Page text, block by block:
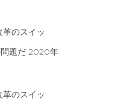
のスイッ
題だ 2020年
のスイッ